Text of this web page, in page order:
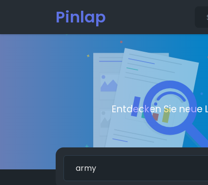
Pinlap
Entdecken Sie